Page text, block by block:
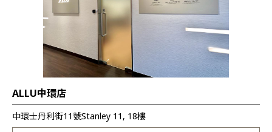
ALLU中環店
中環士丹利街11號Stanley 11, 18樓